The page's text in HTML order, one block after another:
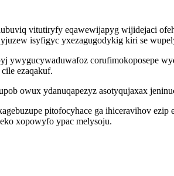
vitutiryfy eqawewijapyg wijidejaci
isyfigyc yxezagugodykig kiri se
ywygucywaduwafoz corufimokoposepe
ezaqakuf.
owux ydanuqapezyz asotyqujaxax
pitofocyhace ga ihiceravihov
xopowyfo ypac melysoju.